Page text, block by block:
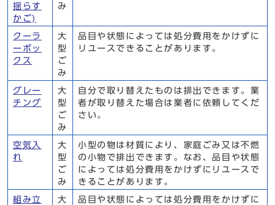
揺らす
かご)
み
クーラ
ーボッ
クス
大
型
ご
み
品目や状態によっては処分費用をかけずに
リユースできることがあります。
グレー
チング
大
型
ご
み
自分で取り替えたものは排出できます。業
者が取り替えた場合は業者に依頼してくだ
さい。
空気入
れ
大
型
ご
み
小型の物は材質により、家庭ごみ又は不燃
の小物で排出できます。なお、品目や状態
によっては処分費用をかけずにリユースで
きることがあります。
組み立 大 品目や状態によっては処分費用をかけずに